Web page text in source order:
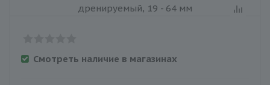
Смотреть наличие в магазинах